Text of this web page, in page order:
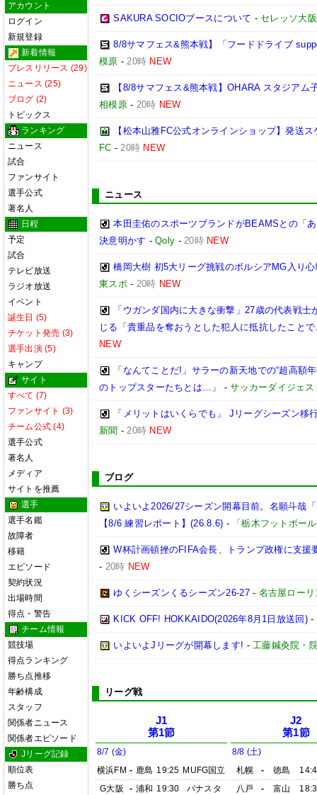
アカウント
ログイン
新規登録
新着情報
プレスリリース (29)
ニュース (25)
ブログ (2)
トピックス
ランキング
ニュース
試合
ファンサイト
選手公式
著名人
日程
予定
試合
テレビ放送
ラジオ放送
イベント
誕生日 (5)
チケット発売 (3)
選手出演 (5)
キャンプ
サイト
すべて (7)
ファンサイト (3)
チーム公式 (4)
選手公式
著名人
メディア
サイトを推薦
選手
選手名鑑
故障者
移籍
エピソード
契約状況
出場時間
得点・警告
チーム情報
競技場
得点ランキング
勝ち点推移
年齢構成
スタッフ
関係者ニュース
関係者エピソード
Jリーグ記録
順位表
勝ち点
SAKURA SOCIOブースについて - セレッソ大阪
8/8サマフェス&熊本戦】「フードドライブ
模原 -20時 NEW
【8/8サマフェス&熊本戦】OHARA スタジア
相模原- 20時 NEW
【松本山雅FC公式オンラインショップ】発送
FC -20時 NEW
ニュース
本田圭佑のスポーツブランドがBEAMSとの「
決意明かす -Qoly -20時 NEW
橋岡大樹 初5大リーグ挑戦のボルシアMG入り
東スポ- 20時 NEW
「ウガンダ国内に大きな衝撃」27歳の代表戦
じる「貴重品を奪おうとした犯人に抵抗したこと
NEW
「なんてことだ!」サラーの新天地での“超高額
のトップスターたちとは…」
-サッカーダイジェ
「メリットはいくらでも」 Jリーグシーズン移
新聞 -20時 NEW
ブログ
いよいよ2026/27シーズン開幕目前。名願斗哉
【8/6 練習レポート】(26.8.6) - 「栃木フットボー
W杯計画頓挫のFIFA会長、トランプ政権に支援
- 20時 NEW
ゆくシーズンくるシーズン26-27- 名古屋ロー
KICK OFF! HOKKAIDO(2026年8月1日放送回)-
いよいよJリーグが開幕します! -工藤鍼灸院・
リーグ戦
J1
第1節
8/7 (金)
横浜FM - 鹿島 19:25 MUFG国立
G大阪
- 浦和 19:30
パナスタ
J2
第1節
8/8 (土)
札幌
- 徳島
八戸
- 富山